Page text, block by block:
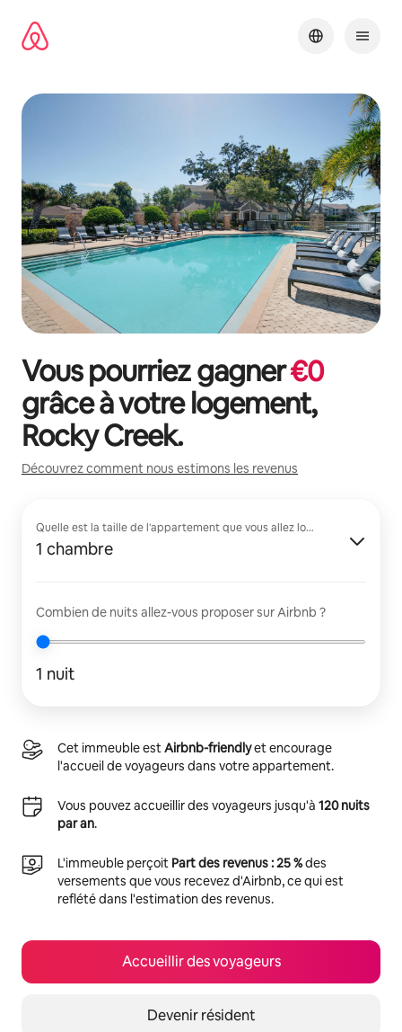
directement
Vous pourriez gagner€0
grâce à votre logement,
Rocky Creek.
Découvrez comment nous estimons les revenus
Quelle est la taille de l'appartement que vous allez louer ?
1 chambre
Combien de nuits allez-vous proposer sur Airbnb ?
1 nuit
Cet immeuble estAirbnb-friendlyet encourage
l'accueil de voyageurs dans votre appartement.
Vous pouvez accueillir des voyageurs jusqu'à 120 nuits
par an.
L'immeuble perçoit Part des revenus : 25 %des
versements que vous recevez d'Airbnb, ce qui est
reflété dans l'estimation des revenus.
Accueillir des voyageurs
Devenir résident